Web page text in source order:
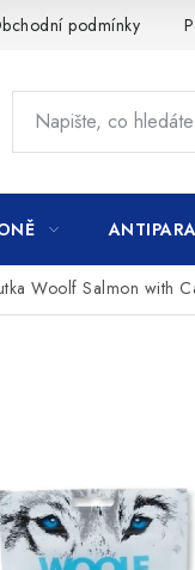
podmínky
Woolf Salmon with